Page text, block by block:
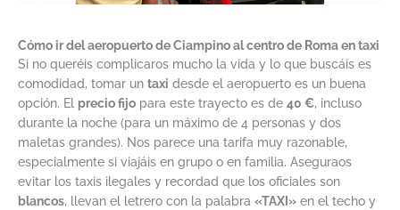
Cómo ir del aeropuerto de Ciampino al centro de Roma en taxi
Si no queréis complicaros mucho la vida y lo que buscáis es
comodidad, tomar un taxi desde el aeropuerto es un buena
opción. El precio fijo para este trayecto es de 40 €, incluso
durante la noche (para un máximo de 4 personas y dos
maletas grandes). Nos parece una tarifa muy razonable,
especialmente si viajáis en grupo o en familia. Aseguraos
evitar los taxis ilegales y recordad que los oficiales son
blancos, llevan el letrero con la palabra «TAXI» en el techo y